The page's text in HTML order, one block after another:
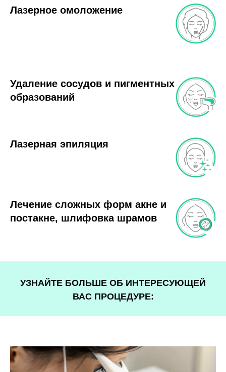
Лазерное омоложение
Удаление сосудов и пигментных
образований
Лазерная эпиляция
Лечение сложных форм акне и
постакне, шлифовка шрамов
УЗНАЙТЕ БОЛЬШЕ ОБ ИНТЕРЕСУЮЩЕЙ
ВАС ПРОЦЕДУРЕ: